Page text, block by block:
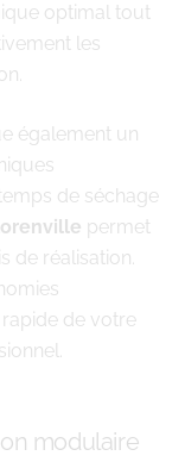
optimal tout
les
également un
de séchage
permet
de réalisation.
de votre
modulaire